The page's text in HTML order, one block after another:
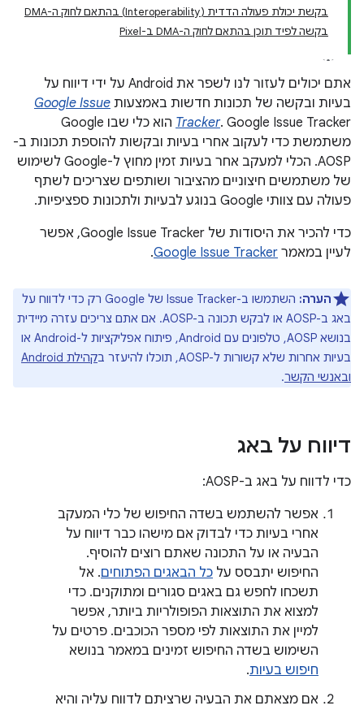
בקשת יכולת פעולה הדדית (Interoperability) בהתאם לחוק ה-DMA
בקשה לפיד תוכן בהתאם לחוק ה-DMA ב-Pixel
אתם יכולים לעזור לנו לשפר את Android על ידי דיווח על
בעיות ובקשה של תכונות חדשות באמצעות Google Issue
Tracker
. Google Issue Tracker הוא כלי שבו Google
משתמשת כדי לעקוב אחרי בעיות ובקשות להוספת תכונות ב-
AOSP. הכלי למעקב אחר בעיות זמין מחוץ ל-Google לשימוש
של משתמשים חיצוניים מהציבור ושותפים שצריכים לשתף
פעולה עם צוותי Google בנוגע לבעיות ולתכונות ספציפיות.
כדי להכיר את היסודות של Google Issue Tracker, אפשר
לעיין במאמר Google Issue Tracker
.
הערה:
השתמשו ב-Issue Tracker של Google רק כדי לדווח על
באג ב-AOSP או לבקש תכונה ב-AOSP. אם אתם צריכים עזרה מיידית
בנושא AOSP, טלפונים עם Android, פיתוח אפליקציות ל-Android או
בעיות אחרות שלא קשורות ל-AOSP, תוכלו להיעזר ב
קהילת Android
ובאנשי הקשר.
דיווח על באג
כדי לדווח על באג ב-AOSP:
אפשר להשתמש בשדה החיפוש של כלי המעקב
אחרי בעיות כדי לבדוק אם מישהו כבר דיווח על
הבעיה או על התכונה שאתם רוצים להוסיף.
החיפוש יתבסס על כל הבאגים הפתוחים. אל
תשכחו לחפש גם באגים סגורים ומתוקנים. כדי
למצוא את התוצאות הפופולריות ביותר, אפשר
למיין את התוצאות לפי מספר הכוכבים. פרטים על
השימוש בשדה החיפוש זמינים במאמר בנושא
חיפוש בעיות.
אם מצאתם את הבעיה שרציתם לדווח עליה והיא